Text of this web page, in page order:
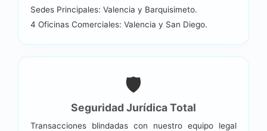
Sedes Principales: Valencia y Barquisimeto.
4 Oficinas Comerciales: Valencia y San Diego.
🛡️
Seguridad Jurídica Total
Transacciones blindadas con nuestro equipo legal